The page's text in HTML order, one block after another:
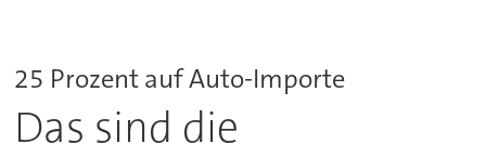
25 Prozent auf Auto-Importe
Das sind die